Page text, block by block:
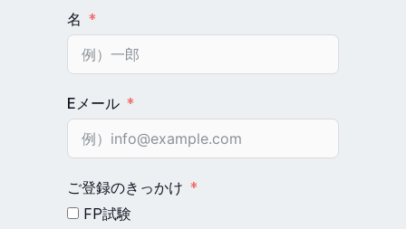
名
Eメール
ご登録のきっかけ
FP試験